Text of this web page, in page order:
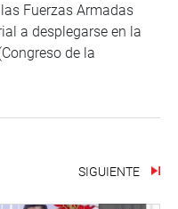
Fuerzas Armadas
a desplegarse en la
de la
SIGUIENTE